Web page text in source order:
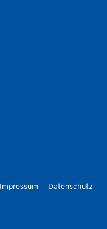
Impressum Datenschutz